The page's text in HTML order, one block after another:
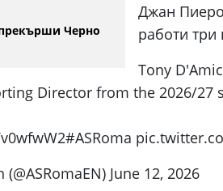
Черно
Джан Пиеро
работи три
Tony
Director from the 2026/27
June 12, 2026